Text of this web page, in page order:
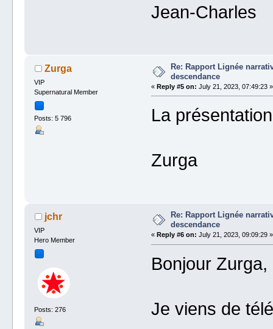
Jean-Charles
Zurga
VIP
Supernatural Member
Posts: 5 796
Re: Rapport Lignée
descendance
« Reply #5 on: July 21, 2023, 07:49:23 »
La
Zurga
jchr
VIP
Hero Member
Posts: 276
Re: Rapport Lignée
descendance
« Reply #6 on: July 21, 2023, 09:09:29 »
Bonjour
Je viens de